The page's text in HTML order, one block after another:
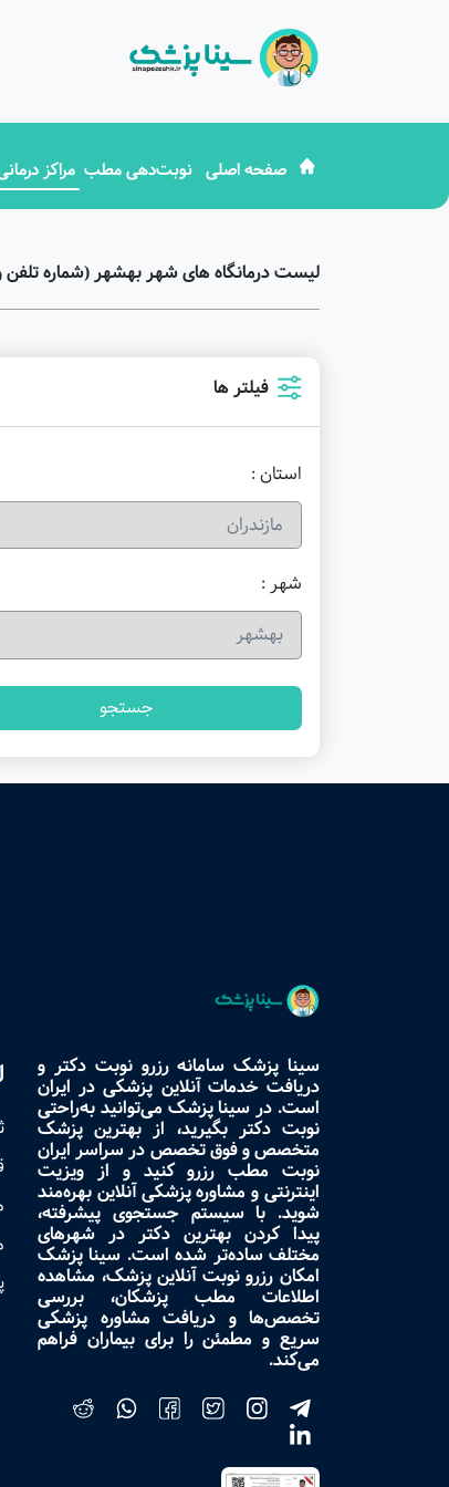
صفحه اصلی نوبت‌دهی مطب مراکز
لیست درمانگاه های شهر بهشهر (شماره
فیلتر ها
استان :
شهر :
جستجو
سینا پزشک سامانه رزرو نوبت دکتر و
دریافت خدمات آنلاین پزشکی در ایران
است. در سینا پزشک می‌توانید به‌راحتی
نوبت دکتر بگیرید، از بهترین پزشک
متخصص و فوق تخصص در سراسر ایران
نوبت مطب رزرو کنید و از ویزیت
اینترنتی و مشاوره پزشکی آنلاین بهره‌مند
شوید. با سیستم جستجوی پیشرفته،
پیدا کردن بهترین دکتر در شهرهای
مختلف ساده‌تر شده است. سینا پزشک
امکان رزرو نوبت آنلاین پزشک، مشاهده
اطلاعات مطب پزشکان، بررسی
تخصص‌ها و دریافت مشاوره پزشکی
سریع و مطمئن را برای بیماران فراهم
می‌کند.